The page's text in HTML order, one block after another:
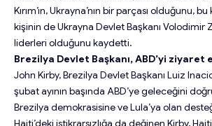
Kırım’ın, Ukrayna’nın bir parçası olduğunu,
kişinin de Ukrayna Devlet Başkanı Volodimir
liderleri olduğunu kaydetti.
Brezilya Devlet Başkanı, ABD’yi ziyaret
John Kirby, Brezilya Devlet Başkanı Luiz
şubat ayının başında ABD’ye geleceğini
Brezilya demokrasisine ve Lula’ya olan
Haiti’deki istikrarsızlığa da değinen Kirby,